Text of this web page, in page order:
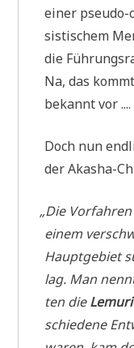
einer
si­sti­schem
die
Na, das
bekannt vor ....
Doch nun
der Akasha-
„Die
einem
Haupt­ge­biet
lag. Man
ten die
schie­de­ne